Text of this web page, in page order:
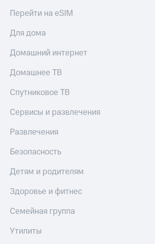
Перейти на eSIM
Для дома
Домашний интернет
Домашнее ТВ
Спутниковое ТВ
Сервисы и развлечения
Развлечения
Безопасность
Детям и родителям
Здоровье и фитнес
Семейная группа
Утилиты